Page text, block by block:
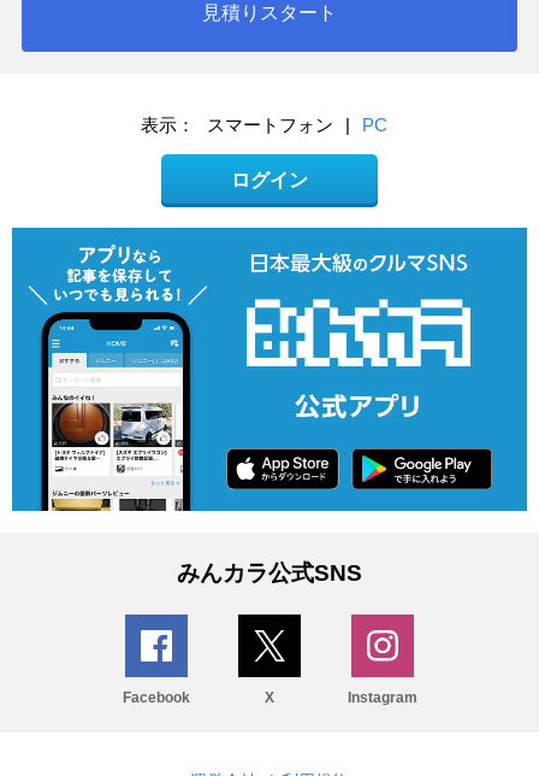
見積りスタート
表示： スマートフォン | PC
ログイン
みんカラ公式SNS
Facebook X Instagram